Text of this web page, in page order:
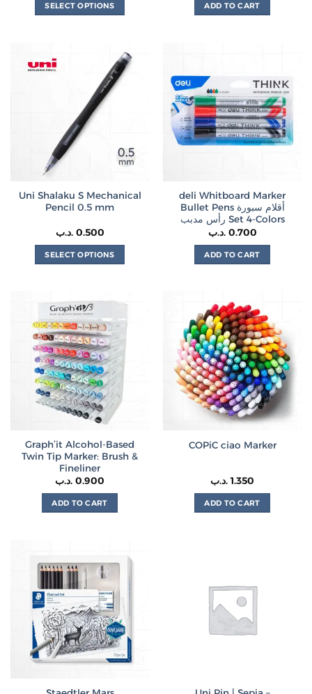
SELECT OPTIONS
multiple
variants.
The
options
may
be
product
page
ADD TO CART
Uni Shalaku S Mechanical
Pencil 0.5 mm
0.500 .د.ب
SELECT OPTIONS
has
multiple
variants.
The
options
may
be
chosen
on
product
page
deli Whitboard Marker
Bullet Pens أقلام سبورة
رأس مدبب Set 4-Colors
0.700 .د.ب
ADD TO CART
Graph’it Alcohol-Based
Twin Tip Marker: Brush &
Fineliner
0.900 .د.ب
ADD TO CART
COPiC ciao Marker
1.350 .د.ب
ADD TO CART